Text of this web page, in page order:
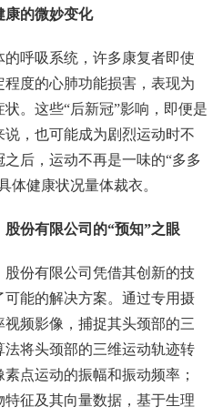
康的微妙变化
呼吸系统，许多康复者即使
度的心肺功能损害，表现为
。这些“后新冠”影响，即便是
，也可能成为剧烈运动时不
后，运动不再是一味的“多多
体健康状况量体裁衣。
股份有限公司的“预知”之眼
份有限公司凭借其创新的技
能的解决方案。通过专用摄
频影像，捕捉其头颈部的三
将头颈部的三维运动轨迹转
点运动的振幅和振动频率；
征及其向量数据，基于生理